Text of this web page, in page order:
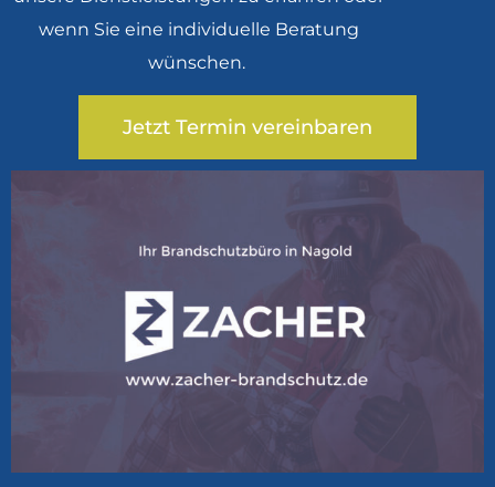
wenn Sie eine individuelle Beratung
wünschen.
Jetzt Termin vereinbaren